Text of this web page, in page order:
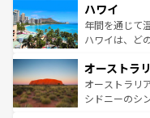
ば市内交通費無
着のスイス情
のような巨大
ンメントが詰
西部には大自
部のニューオ
文化が魅力。
しみながら、
ハワイ
年間を通じて
ハワイは、ど
ワイ島は見逃
島だが、静か
おすすめ。エ
オーストラ
オーストラリ
シドニーのシ